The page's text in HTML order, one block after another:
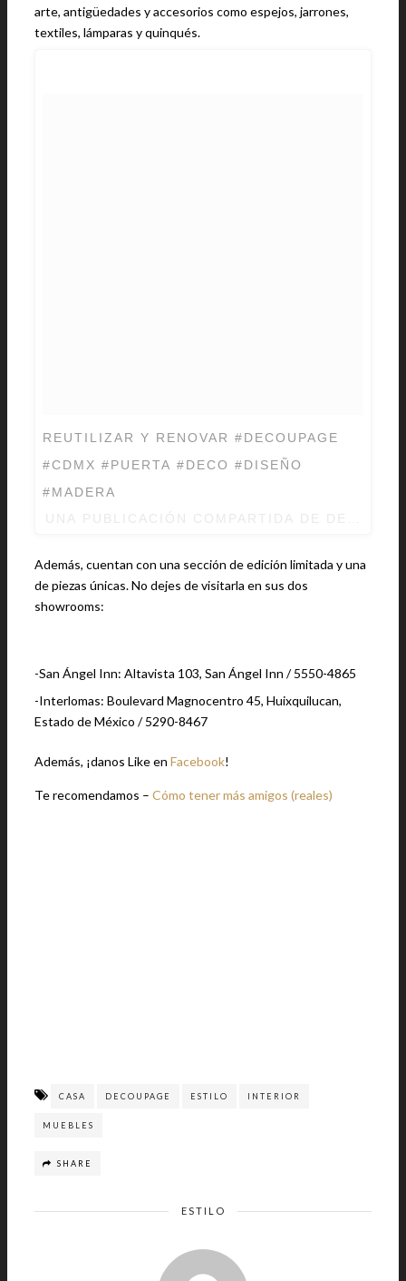
arte, antigüedades y accesorios como espejos, jarrones,
textiles, lámparas y quinqués.
REUTILIZAR Y RENOVAR #DECOUPAGE
#CDMX #PUERTA #DECO #DISEÑO
#MADERA
Además, cuentan con una sección de edición limitada y una
de piezas únicas. No dejes de visitarla en sus dos
showrooms:
-San Ángel Inn: Altavista 103, San Ángel Inn / 5550-4865
-Interlomas: Boulevard Magnocentro 45, Huixquilucan,
Estado de México / 5290-8467
Además, ¡danos Like en Facebook!
Te recomendamos – Cómo tener más amigos (reales)
CASA DECOUPAGE ESTILO INTERIOR
MUEBLES
SHARE
ESTILO